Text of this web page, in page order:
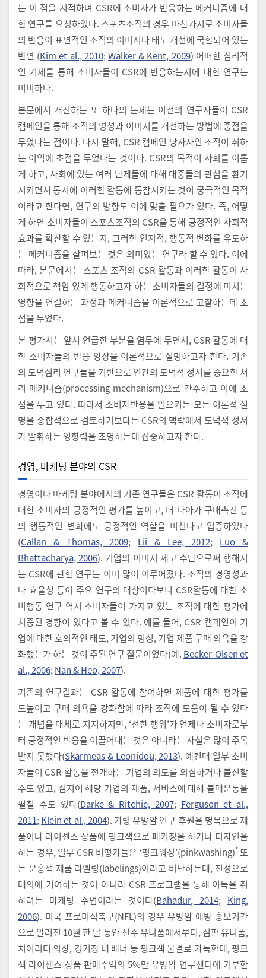
는 이 점을 지적하며 CSR에 소비자가 반응하는 메커니즘에 대
한 연구를 요청하였다. 스포츠조직의 경우 마찬가지로 소비자들
의 반응이 표면적인 조직의 이미지나 태도 개선에 국한되어 있는
반면 (Kim et al., 2010;Walker & Kent, 2009) 어떠한 심리적
인 기제를 통해 소비자들이 CSR에 반응하는지에 대한 연구는
미비하다.
본문에서 개진하는 또 하나의 논제는 이전의 연구자들이 CSR
캠페인을 통해 조직의 명성과 이미지를 개선하는 방법에 중점을
두었다는 점이다. 다시 말해, CSR 캠페인 당사자인 조직이 취하
는 이익에 초점을 두었다는 것이다. CSR의 목적이 사회를 이롭
게 하고, 사회에 있는 여러 난제들에 대해 대중들의 관심을 환기
시키면서 동시에 이러한 활동에 동참시키는 것이 궁극적인 목적
이라고 한다면, 연구의 방향도 이에 맞출 필요가 있다. 즉, 어떻
게 하면 소비자들이 스포츠조직의 CSR을 통해 긍정적인 사회적
효과를 확산할 수 있는지, 그러한 인지적, 행동적 변화를 유도하
는 메커니즘을 살펴보는 것은 의미있는 연구라 할 수 있다. 이에
따라, 본문에서는 스포츠 조직의 CSR 활동과 이러한 활동이 사
회적으로 책임 있게 행동하고자 하는 소비자들의 결정에 미치는
영향을 연결하는 과정과 메커니즘을 이론적으로 고찰하는데 초
점을 두었다.
본 평가서는 앞서 언급한 부분을 염두에 두면서, CSR 활동에 대
한 소비자들의 반응 양상을 이론적으로 설명하고자 한다. 기존
의 도덕심리 연구들을 기반으로 인간의 도덕적 정서를 중요한 처
리 메커니즘(processing mechanism)으로 간주하고 이에 초
점을 두고 있다. 따라서 소비자반응을 일으키는 모든 이론적 설
명을 종합적으로 검토하기보다는 CSR의 맥락에서 도덕적 정서
가 발휘하는 영향력을 조명하는데 집중하고자 한다.
경영, 마케팅 분야의 CSR
경영이나 마케팅 분야에서의 기존 연구들은 CSR 활동이 조직에
대한 소비자의 긍정적인 평가를 높이고, 더 나아가 구매촉진 등
의 행동적인 변화에도 긍정적인 역할을 미친다고 입증하였다
(Callan & Thomas, 2009; Lii & Lee, 2012; Luo &
Bhattacharya, 2006). 기업의 이미지 제고 수단으로써 행해지
는 CSR에 관한 연구는 이미 많이 이루어졌다. 조직의 경영성과
나 효율성 등이 주요 연구의 대상이다보니 CSR활동에 대한 소
비행동 연구 역시 소비자들이 가지고 있는 조직에 대한 평가에
치중된 경향이 있다고 볼 수 있다. 예를 들어, CSR 캠페인이 기
업에 대한 호의적인 태도, 기업의 명성, 기업 제품 구매 의욕을 강
화했는가 하는 것이 주된 연구 질문이었다(예. Becker-Olsen et
al., 2006; Nan & Heo, 2007).
기존의 연구결과는 CSR 활동에 참여하면 제품에 대한 평가를
드높이고 구매 의욕을 강화함에 따라 조직에 도움이 될 수 있다
는 개념을 대체로 지지하지만, ‘선한 행위’가 언제나 소비자로부
터 긍정적인 반응을 이끌어내는 것은 아니라는 사실은 많이 주목
받지 못했다(Skarmeas & Leonidou, 2013). 예컨대 일부 소비
자들이 CSR 활동을 전개하는 기업의 의도를 의심하거나 불신할
수도 있고, 심지어 해당 기업의 제품, 서비스에 대해 불매운동을
펼칠 수도 있다(Darke & Ritchie, 2007; Ferguson et al.,
2011; Klein et al., 2004). 가령 유방암 연구 후원을 명목으로 제
품이나 라이센스 상품에 핑크색으로 패키징을 하거나 디자인을
하는 경우, 일부 CSR 비평가들은 ‘핑크워싱’(pinkwashing)*또
는 분홍색 제품 라벨링(labelings)이라고 비난하는데, 진정으로
대의에 기여하는 것이 아니라 CSR 프로그램을 통해 이득을 취
하려는 마케팅 수법이라는 것이다(Bahadur, 2014; King,
2006). 미국 프로미식축구(NFL)의 경우 유방암 예방 홍보기간
으로 알려진 10월 한 달 동안 선수 유니폼에서부터, 심판 유니폼,
치어리더 의상, 경기장 내 배너 등 핑크색 물결로 가득한데, 핑크
색 라이센스 상품 판매수익의 5%만 유방암 연구센터에 기부한